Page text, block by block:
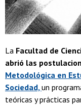
La Facultad de
abrió las
Metodológica en
Sociedad, un
teóricas y prácticas